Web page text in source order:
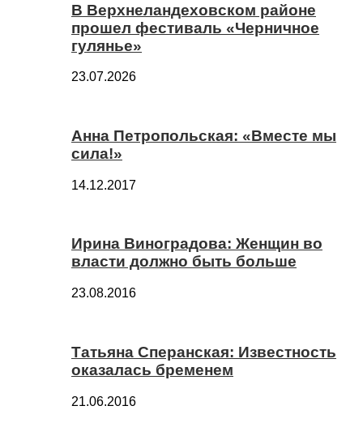
В Верхнеландеховском районе
прошел фестиваль «Черничное
гулянье»
23.07.2026
Анна Петропольская: «Вместе мы
сила!»
14.12.2017
Ирина Виноградова: Женщин во
власти должно быть больше
23.08.2016
Татьяна Сперанская: Известность
оказалась бременем
21.06.2016